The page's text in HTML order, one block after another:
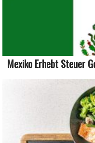
Mexiko Erhebt Steuer